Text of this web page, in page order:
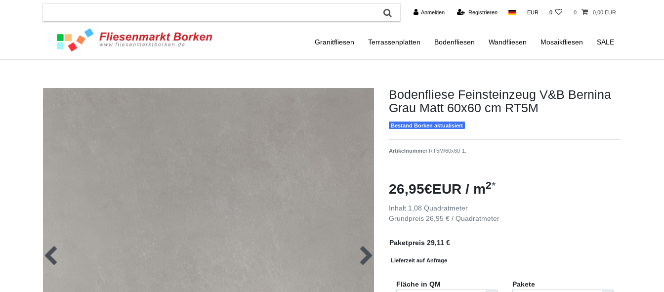
Anmelden Registrieren EUR 0 0 0,00 EUR
Granitfliesen Terrassenplatten Bodenfliesen Wandfliesen Mosaikfliesen SALE
Bodenfliese Feinsteinzeug V&B Bernina
Grau Matt 60x60 cm RT5M
Bestand Borken aktualisiert
Artikelnummer RT5M/60x60-1.
26,95€EUR / m2*
Inhalt 1,08 Quadratmeter
Grundpreis 26,95 € / Quadratmeter
Paketpreis 29,11 €
Lieferzeit auf Anfrage
Fläche in QM Pakete